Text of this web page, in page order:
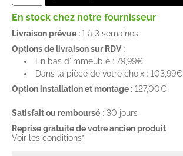
En stock chez notre fournisseur
Livraison prévue :1 à 3 semaines
Options de livraison sur RDV :
En bas d'immeuble : 79,99€
Dans la pièce de votre choix : 103,99€
Option installation et montage : 127,00€
Satisfait ou remboursé : 30 jours
Reprise gratuite de votre ancien produit
Voir les conditions*